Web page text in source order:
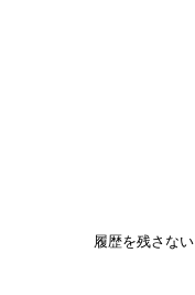
履歴を残さない